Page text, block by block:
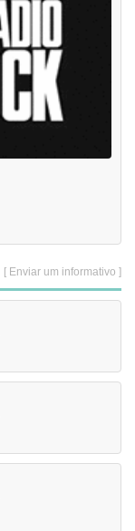
[ Enviar um informativo ]